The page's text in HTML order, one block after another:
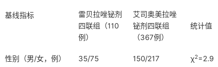
基线指标
雷贝拉唑铋剂
四联组（110
例）
艾司奥美拉唑
铋剂四联组
（367例）
统计值
性别（男/女，例） 35/75 150/217 χ2=2.9